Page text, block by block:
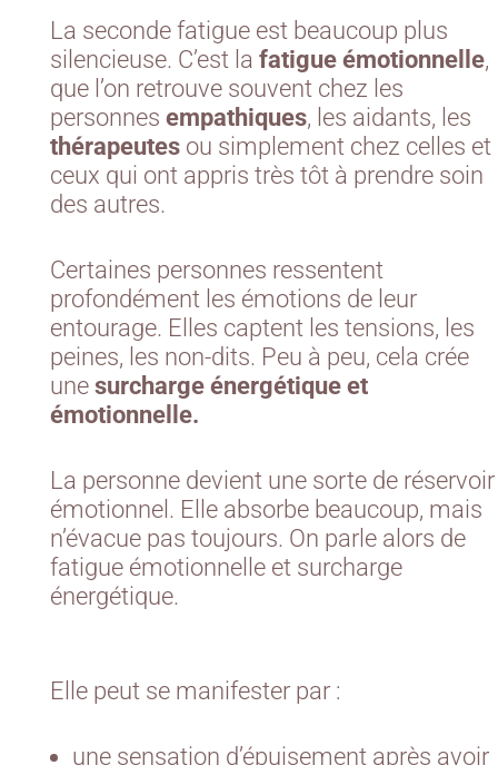
La seconde fatigue est beaucoup plus
silencieuse. C’est la fatigue émotionnelle,
que l’on retrouve souvent chez les
personnes empathiques, les aidants, les
thérapeutes ou simplement chez celles et
ceux qui ont appris très tôt à prendre soin
des autres.
Certaines personnes ressentent
profondément les émotions de leur
entourage. Elles captent les tensions, les
peines, les non-dits. Peu à peu, cela crée
une surcharge énergétique et
émotionnelle.
La personne devient une sorte de réservoir
émotionnel. Elle absorbe beaucoup, mais
n’évacue pas toujours. On parle alors de
fatigue émotionnelle et surcharge
énergétique.
Elle peut se manifester par :
une sensation d’épuisement après avoir